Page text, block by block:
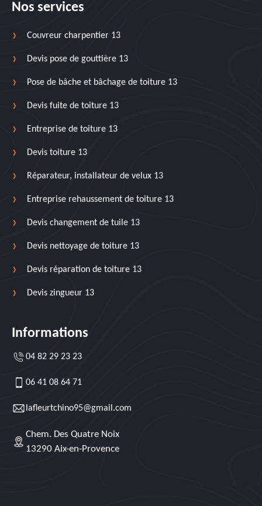
Nos services
Couvreur charpentier 13
Devis pose de gouttière 13
Pose de bâche et bâchage de toiture 13
Devis fuite de toiture 13
Entreprise de toiture 13
Devis toiture 13
Réparateur, installateur de velux 13
Entreprise rehaussement de toiture 13
Devis changement de tuile 13
Devis nettoyage de toiture 13
Devis réparation de toiture 13
Devis zingueur 13
Informations
04 82 29 23 23
06 41 08 64 71
lafleurtchino95@gmail.com
Chem. Des Quatre Noix
13290 Aix-en-Provence